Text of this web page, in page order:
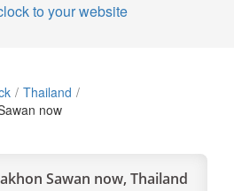
to your website
Thailand
now
Sawan now, Thailand